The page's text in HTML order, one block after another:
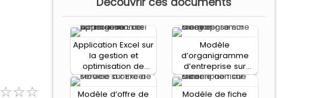
☆☆☆
★★★
Application Excel sur
la gestion et
optimisation de
portefeuille
Modèle
d’organigramme
d’entreprise sur
Excel
Modèle d’offre de
Modèle de fiche